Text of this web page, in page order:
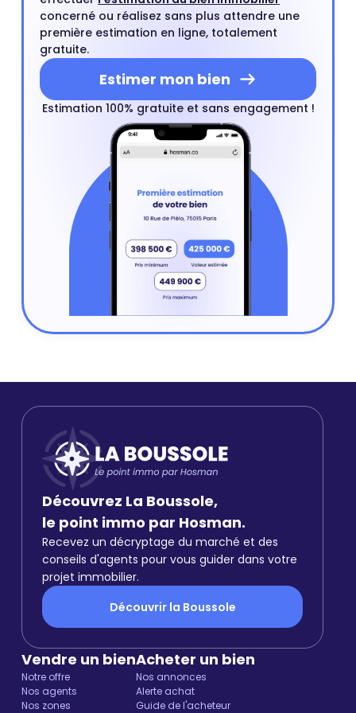
concerné ou réalisez sans plus attendre une
première estimation en ligne, totalement
gratuite.
Estimer mon bien
Estimation 100% gratuite et sans engagement !
Découvrez La Boussole,
le point immo par Hosman.
Recevez un décryptage du marché et des
conseils d'agents pour vous guider dans votre
projet immobilier.
Découvrir la Boussole
Vendre un bien
Notre offre
Nos agents
Nos zones
Acheter un bien
Nos annonces
Alerte achat
Guide de l'acheteur